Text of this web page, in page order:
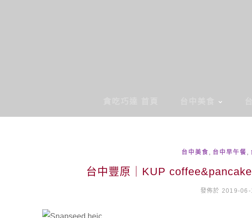
台中美食 台中早午餐
台中豐原｜KUP
發佈於 2019-06-